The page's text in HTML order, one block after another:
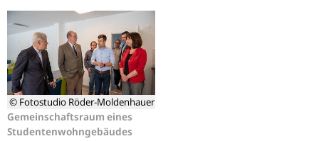
© Fotostudio Röder-Moldenhauer
Gemeinschaftsraum eines
Studentenwohngebäudes